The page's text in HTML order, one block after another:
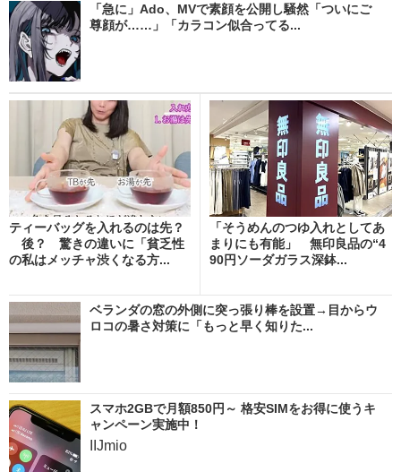
「急に」Ado、MVで素顔を公開し騒然「ついにご
尊顔が……」「カラコン似合ってる...
ティーバッグを入れるのは先？
後？ 驚きの違いに「貧乏性
の私はメッチャ渋くなる方...
「そうめんのつゆ入れとしてあ
まりにも有能」 無印良品の“4
90円ソーダガラス深鉢...
ベランダの窓の外側に突っ張り棒を設置→目からウ
ロコの暑さ対策に「もっと早く知りた...
スマホ2GBで月額850円～ 格安SIMをお得に使うキ
ャンペーン実施中！
IIJmio